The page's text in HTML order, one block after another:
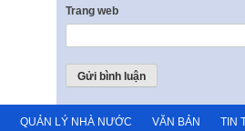
Trang web
QUẢN LÝ NHÀ NƯỚC VĂN BẢN TIN